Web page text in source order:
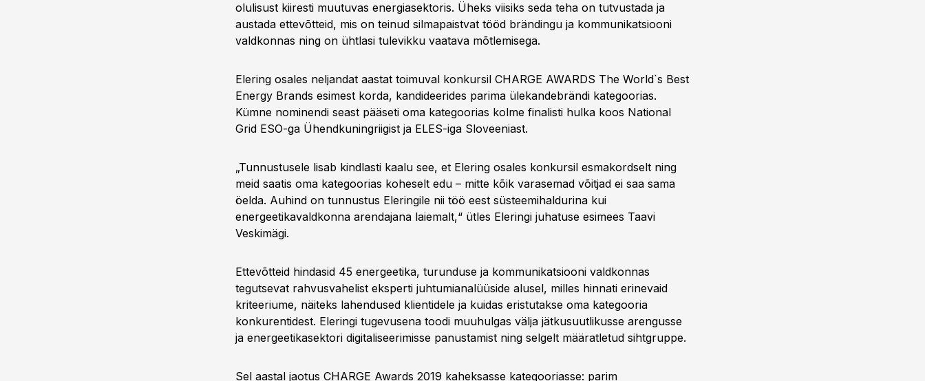
olulisust kiiresti muutuvas energiasektoris. Üheks viisiks seda teha on tutvustada ja
austada ettevõtteid, mis on teinud silmapaistvat tööd brändingu ja kommunikatsiooni
valdkonnas ning on ühtlasi tulevikku vaatava mõtlemisega.
Elering osales neljandat aastat toimuval konkursil CHARGE AWARDS The World`s Best
Energy Brands esimest korda, kandideerides parima ülekandebrändi kategoorias.
Kümne nominendi seast pääseti oma kategoorias kolme finalisti hulka koos National
Grid ESO-ga Ühendkuningriigist ja ELES-iga Sloveeniast.
„Tunnustusele lisab kindlasti kaalu see, et Elering osales konkursil esmakordselt ning
meid saatis oma kategoorias koheselt edu – mitte kõik varasemad võitjad ei saa sama
öelda. Auhind on tunnustus Eleringile nii töö eest süsteemihaldurina kui
energeetikavaldkonna arendajana laiemalt,“ ütles Eleringi juhatuse esimees Taavi
Veskimägi.
Ettevõtteid hindasid 45 energeetika, turunduse ja kommunikatsiooni valdkonnas
tegutsevat rahvusvahelist eksperti juhtumianalüüside alusel, milles hinnati erinevaid
kriteeriume, näiteks lahendused klientidele ja kuidas eristutakse oma kategooria
konkurentidest. Eleringi tugevusena toodi muuhulgas välja jätkusuutlikusse arengusse
ja energeetikasektori digitaliseerimisse panustamist ning selgelt määratletud sihtgruppe.
Sel aastal jaotus CHARGE Awards 2019 kaheksasse kategooriasse: parim